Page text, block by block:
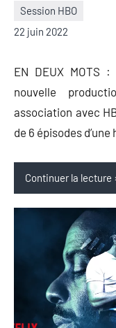
Session HBO
22 juin 2022
Nicolas
Auger
Aucun
commentaire
EN DEUX MOTS
nouvelle
association avec
de 6 épisodes
Continuer la lecture